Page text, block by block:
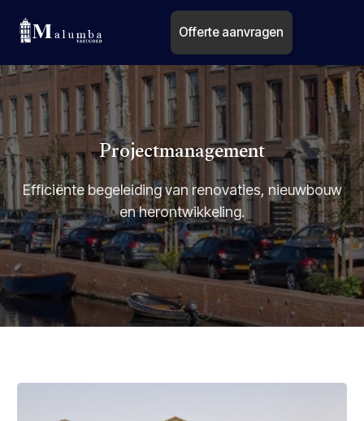
Offerte aanvragen
Projectmanagement
Efficiënte begeleiding van renovaties, nieuwbouw
en herontwikkeling.